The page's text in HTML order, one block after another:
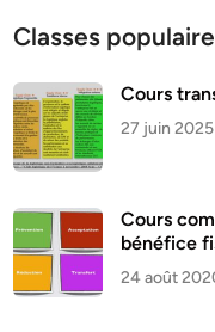
Classes
Cours
27 juin 2025
Cours
bénéfice
24 août